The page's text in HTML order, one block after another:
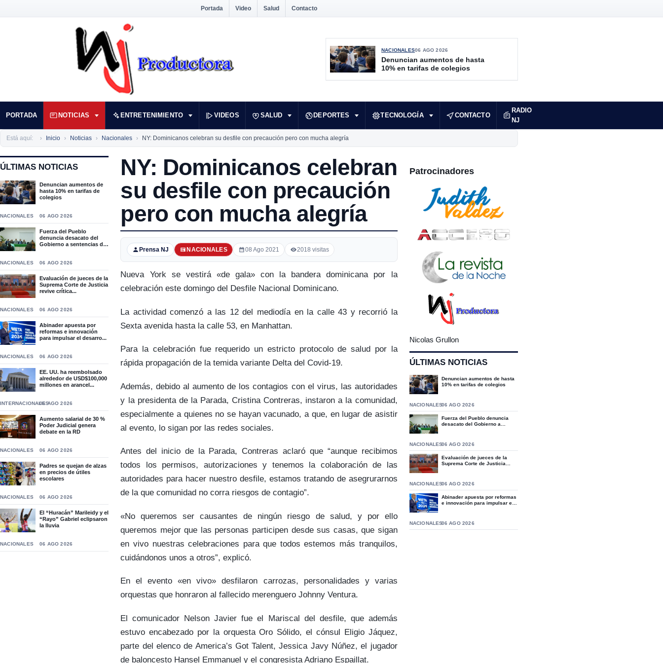
Portada Video Salud Contacto
NACIONALES06 AGO 2026
Denuncian aumentos de hasta
10% en tarifas de colegios
PORTADA NOTICIAS ENTRETENIMIENTO VIDEOS SALUD DEPORTES TECNOLOGÍA CONTACTO
RADIO
NJ
Está aquí: Inicio Noticias Nacionales NY: Dominicanos celebran su desfile con precaución pero con mucha alegría
ÚLTIMAS NOTICIAS
Denuncian aumentos de
hasta 10% en tarifas de
colegios
NACIONALES 06 AGO 2026
Fuerza del Pueblo
denuncia desacato del
Gobierno a sentencias del
NACIONALES 06 AGO 2026
Evaluación de jueces de la
Suprema Corte de Justicia
revive crítica...
NACIONALES 06 AGO 2026
Abinader apuesta por
reformas e innovación
para impulsar el desarro...
NACIONALES 06 AGO 2026
EE. UU. ha reembolsado
alrededor de USD$100,000
millones en arancel...
INTERNACIONALES06 AGO 2026
Aumento salarial de 30 %
Poder Judicial genera
debate en la RD
NACIONALES 06 AGO 2026
Padres se quejan de alzas
en precios de útiles
escolares
NACIONALES 06 AGO 2026
El “Huracán” Marileidy y el
“Rayo” Gabriel eclipsaron
la lluvia
NACIONALES 06 AGO 2026
NY: Dominicanos celebran
su desfile con precaución
pero con mucha alegría
Prensa NJ NACIONALES 08 Ago 2021 2018 visitas
Nueva York se vestirá «de gala» con la bandera dominicana por la
celebración este domingo del Desfile Nacional Dominicano.
La actividad comenzó a las 12 del mediodía en la calle 43 y recorrió la
Sexta avenida hasta la calle 53, en Manhattan.
Para la celebración fue requerido un estricto protocolo de salud por la
rápida propagación de la temida variante Delta del Covid-19.
Además, debido al aumento de los contagios con el virus, las autoridades
y la presidenta de la Parada, Cristina Contreras, instaron a la comunidad,
especialmente a quienes no se hayan vacunado, a que, en lugar de asistir
al evento, lo sigan por las redes sociales.
Antes del inicio de la Parada, Contreras aclaró que “aunque recibimos
todos los permisos, autorizaciones y tenemos la colaboración de las
autoridades para hacer nuestro desfile, estamos tratando de asegrurarnos
de la que comunidad no corra riesgos de contagio”.
«No queremos ser causantes de ningún riesgo de salud, y por ello
queremos mejor que las personas participen desde sus casas, que sigan
en vivo nuestras celebraciones para que todos estemos más tranquilos,
cuidándonos unos a otros”, explicó.
En el evento «en vivo» desfilaron carrozas, personalidades y varias
orquestas que honraron al fallecido merenguero Johnny Ventura.
El comunicador Nelson Javier fue el Mariscal del desfile, que además
estuvo encabezado por la orquesta Oro Sólido, el cónsul Eligio Jáquez,
parte del elenco de America’s Got Talent, Jessica Javy Núñez, el jugador
de baloncesto Hansel Emmanuel y el congresista Adriano Espaillat.
Patrocinadores
Nicolas Grullon
ÚLTIMAS NOTICIAS
Denuncian aumentos de hasta
10% en tarifas de colegios
NACIONALES06 AGO 2026
Fuerza del Pueblo denuncia
desacato del Gobierno a
NACIONALES06 AGO 2026
Evaluación de jueces de la
Suprema Corte de Justicia
NACIONALES06 AGO 2026
Abinader apuesta por reformas
e innovación para impulsar el
NACIONALES06 AGO 2026